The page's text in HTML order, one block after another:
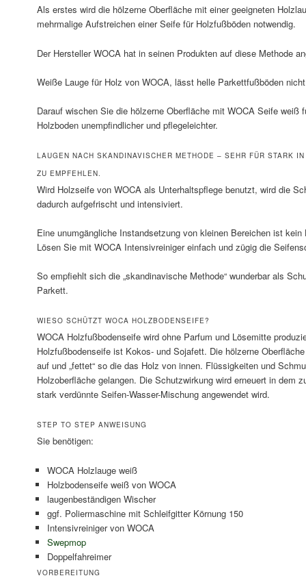
Als erstes wird die hölzerne Oberfläche mit einer geeigneten
mehrmalige Aufstreichen einer Seife für Holzfußböden notwendig.
Der Hersteller WOCA hat in seinen Produkten auf diese Methode
Weiße Lauge für Holz von WOCA, lässt helle Parkettfußböden
Darauf wischen Sie die hölzerne Oberfläche mit WOCA Seife weiß
Holzboden unempfindlicher und pflegeleichter.
LAUGEN NACH SKANDINAVISCHER METHODE – SEHR FÜR STARK
ZU EMPFEHLEN.
Wird Holzseife von WOCA als Unterhaltspflege benutzt, wird die
dadurch aufgefrischt und intensiviert.
Eine unumgängliche Instandsetzung von kleinen Bereichen ist kein
Lösen Sie mit WOCA Intensivreiniger einfach und zügig die
So empfiehlt sich die „skandinavische Methode“ wunderbar als
Parkett.
WIESO SCHÜTZT WOCA HOLZBODENSEIFE?
WOCA Holzfußbodenseife wird ohne Parfum und Lösemitte
Holzfußbodenseife ist Kokos- und Sojafett. Die hölzerne
auf und „fettet“ so die das Holz von innen. Flüssigkeiten und
Holzoberfläche gelangen. Die Schutzwirkung wird erneuert in dem
stark verdünnte Seifen-Wasser-Mischung angewendet wird.
STEP TO STEP ANWEISUNG
Sie benötigen:
WOCA Holzlauge weiß
Holzbodenseife weiß von WOCA
laugenbeständigen Wischer
ggf. Poliermaschine mit Schleifgitter Körnung 150
Intensivreiniger von WOCA
Swepmop
Doppelfahreimer
VORBEREITUNG